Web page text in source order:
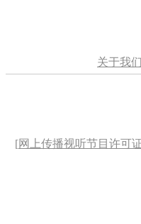
关于我们
[网上传播视听节目许可证